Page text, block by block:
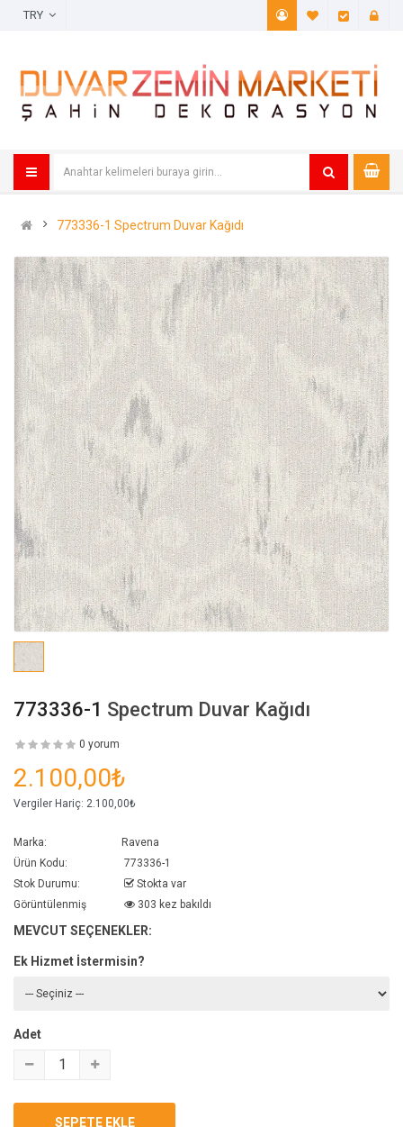
A. Listem
773336-1 Spectrum Duvar Kağıdı
773336-1 Spectrum Duvar Kağıdı
0 yorum
2.100,00₺
Vergiler Hariç: 2.100,00₺
Marka:
Ravena
Ürün Kodu:
773336-1
Stok Durumu:
Stokta var
Görüntülenmiş
303 kez bakıldı
MEVCUT SEÇENEKLER:
Ek Hizmet İstermisin?
Adet